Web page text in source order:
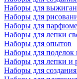
Наборы для
Наборы для
Наборы для
Наборы для лепки
Наборы для опытов
Наборы для поделок
Наборы для лепки и
Наборы для